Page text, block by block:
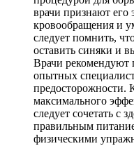
врачи признают его
кровообращения и
следует помнить,
оставить синяки и
Врачи рекомендуют
опытных
предосторожности.
максимального
следует сочетать с
правильным
физическими